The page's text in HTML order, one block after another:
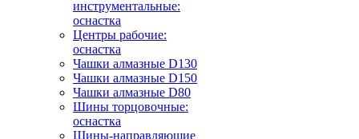
инструментальные:
оснастка
Центры рабочие:
оснастка
Чашки алмазные D130
Чашки алмазные D150
Чашки алмазные D80
Шины торцовочные:
оснастка
Шины-направляющие